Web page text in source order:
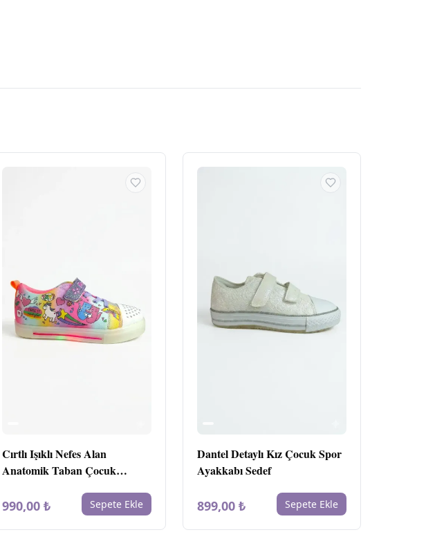
Cırtlı Işıklı Nefes Alan
Anatomik Taban Çocuk
990,00 ₺ Sepete Ekle
Dantel Detaylı Kız Çocuk Spor
Ayakkabı Sedef
899,00 ₺ Sepete Ekle